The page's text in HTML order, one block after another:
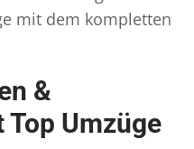
mit dem kompletten
&
Umzüge